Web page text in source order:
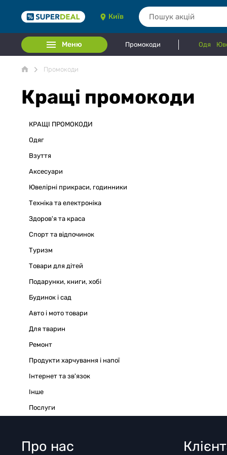
Київ
Меню Промокоди Одяг
Промокоди
Кращі промокоди
КРАЩІ ПРОМОКОДИ
Одяг
Взуття
Аксесуари
Ювелірні прикраси, годинники
Техніка та електроніка
Здоров'я та краса
Спорт та відпочинок
Туризм
Товари для дітей
Подарунки, книги, хобі
Будинок і сад
Авто і мото товари
Для тварин
Ремонт
Продукти харчування і напої
Інтернет та зв'язок
Iнше
Послуги
Про нас